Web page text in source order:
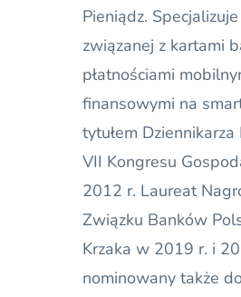
Pieniądz.
związanej z kartami
płatnościami
finansowymi na
tytułem Dziennikarza
VII Kongresu
2012 r. Laureat
Związku Banków
Krzaka w 2019 r. i
nominowany także